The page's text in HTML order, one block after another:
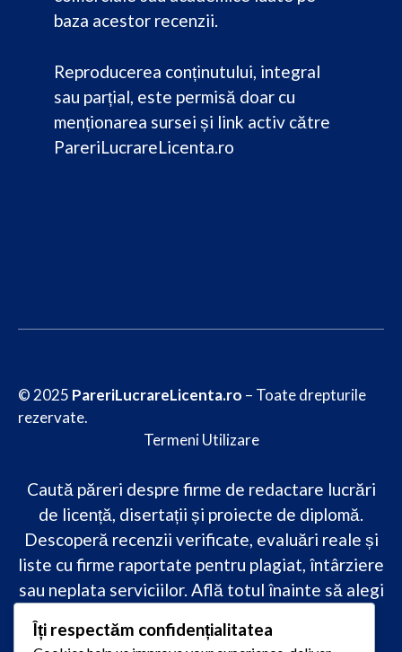
baza acestor recenzii.
Reproducerea conținutului, integral
sau parțial, este permisă doar cu
menționarea sursei și link activ către
PareriLucrareLicenta.ro
© 2025 PareriLucrareLicenta.ro – Toate drepturile
rezervate.
Termeni Utilizare
Caută păreri despre firme de redactare lucrări
de licență, disertații și proiecte de diplomă.
Descoperă recenzii verificate, evaluări reale și
liste cu firme raportate pentru plagiat, întârziere
sau neplata serviciilor. Află totul înainte să alegi
academicădoar pe PareriLucrareLicenta.ro.
Îți respectăm confidențialitatea